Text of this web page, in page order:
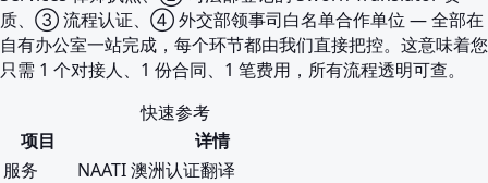
质、③ 流程认证、④ 外交部领事司白名单合作单位 — 全部在
自有办公室一站完成，每个环节都由我们直接把控。这意味着您
只需 1 个对接人、1 份合同、1 笔费用，所有流程透明可查。
快速参考
项目
详情
服务
NAATI 澳洲认证翻译